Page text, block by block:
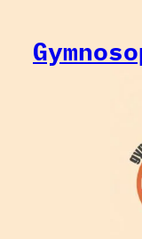
περιεχόμενο